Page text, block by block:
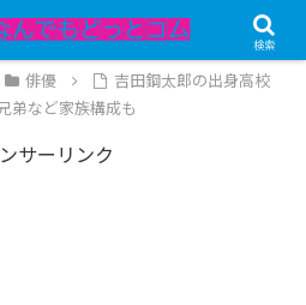
俳優
吉田鋼太郎の出身高校
弟など家族構成も
サーリンク
検索